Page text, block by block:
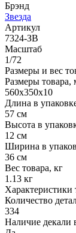
Брэнд
Звезда
Артикул
7324-ЗВ
Масштаб
1/72
Размеры и вес
Размеры товара,
560х350х10
Длина в
57 см
Высота в
12 см
Ширина в
36 см
Вес товара, кг
1.13 кг
Характеристики
Количество
334
Наличие декали